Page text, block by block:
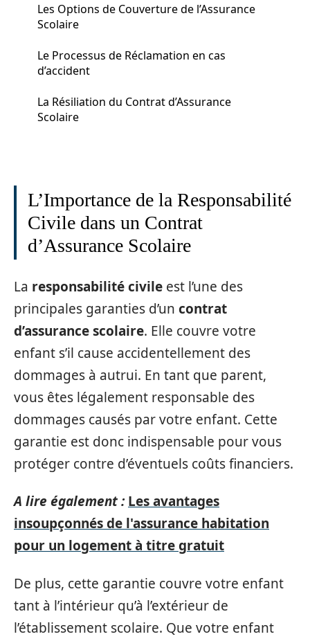
Les Options de Couverture de l’Assurance
Scolaire
Le Processus de Réclamation en cas
d’accident
La Résiliation du Contrat d’Assurance
Scolaire
L’Importance de la Responsabilité
Civile dans un Contrat
d’Assurance Scolaire
La responsabilité civile est l’une des
principales garanties d’un contrat
d’assurance scolaire. Elle couvre votre
enfant s’il cause accidentellement des
dommages à autrui. En tant que parent,
vous êtes légalement responsable des
dommages causés par votre enfant. Cette
garantie est donc indispensable pour vous
protéger contre d’éventuels coûts financiers.
A lire également : Les avantages
insoupçonnés de l'assurance habitation
pour un logement à titre gratuit
De plus, cette garantie couvre votre enfant
tant à l’intérieur qu’à l’extérieur de
l’établissement scolaire. Que votre enfant